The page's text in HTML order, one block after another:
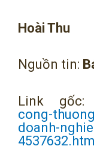
Hoài Thu
Nguồn tin:
Link gốc:
cong-
doanh-